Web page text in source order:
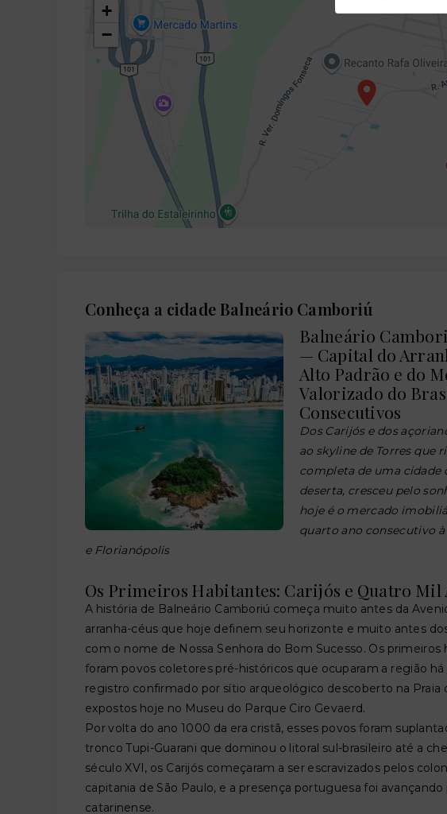
+
−
Conheça a cidade Balneário Camboriú
Balneário
— Capital do
Alto Padrão e do
Valorizado do
Consecutivos
Dos Carijós e dos
ao skyline de Torres que
completa de uma cidade
deserta, cresceu pelo
hoje é o mercado
quarto ano consecutivo à
e Florianópolis
Os Primeiros Habitantes: Carijós e Quatro Mil
A história de Balneário Camboriú começa muito antes da
arranha-céus que hoje definem seu horizonte e muito antes
com o nome de Nossa Senhora do Bom Sucesso. Os
foram povos coletores pré-históricos que ocuparam a região
registro confirmado por sítio arqueológico descoberto na Praia
expostos hoje no Museu do Parque Ciro Gevaerd.
Por volta do ano 1000 da era cristã, esses povos foram
tronco Tupi-Guarani que dominou o litoral sul-brasileiro até a
século XVI, os Carijós começaram a ser escravizados pelos
capitania de São Paulo, e a presença portuguesa foi
catarinense.